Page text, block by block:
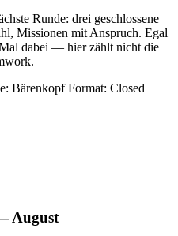
Runde: drei geschlossene
Missionen mit Anspruch. Egal
dabei — hier zählt nicht die
Bärenkopf Format: Closed
August